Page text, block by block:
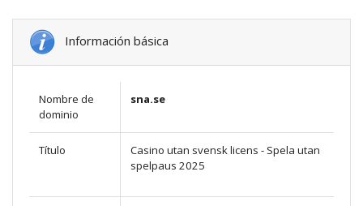
Información básica
Nombre de
dominio
sna.se
Título
Casino utan svensk licens - Spela utan
spelpaus 2025